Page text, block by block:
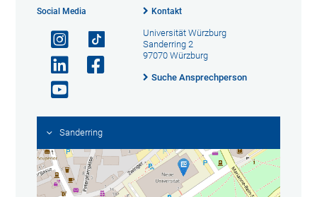
Social Media Kontakt
Universität Würzburg
Sanderring 2
97070 Würzburg
Suche Ansprechperson
Sanderring